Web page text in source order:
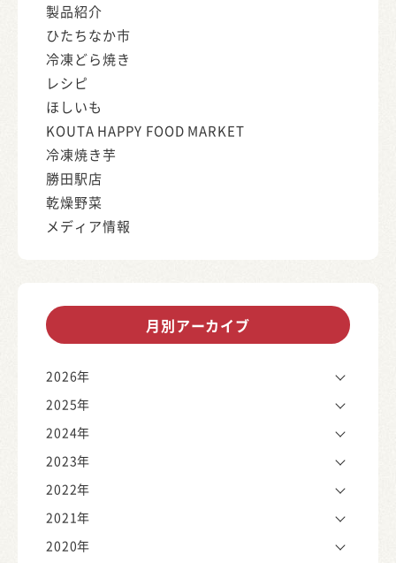
製品紹介
ひたちなか市
冷凍どら焼き
レシピ
ほしいも
KOUTA HAPPY FOOD MARKET
冷凍焼き芋
勝田駅店
乾燥野菜
メディア情報
月別アーカイブ
2026年
2025年
2024年
2023年
2022年
2021年
2020年